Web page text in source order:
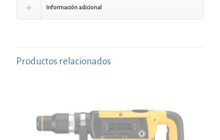
Información adicional
Productos relacionados